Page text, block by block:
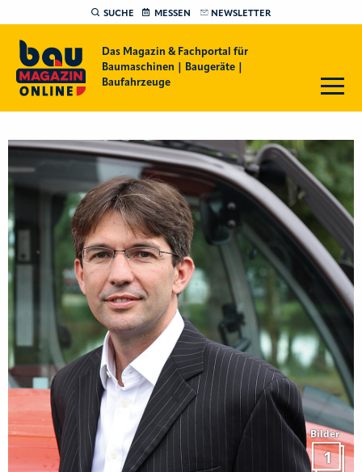
SUCHE MESSEN NEWSLETTER
Das Magazin & Fachportal für
Baumaschinen | Baugeräte |
Baufahrzeuge
Bilder
1